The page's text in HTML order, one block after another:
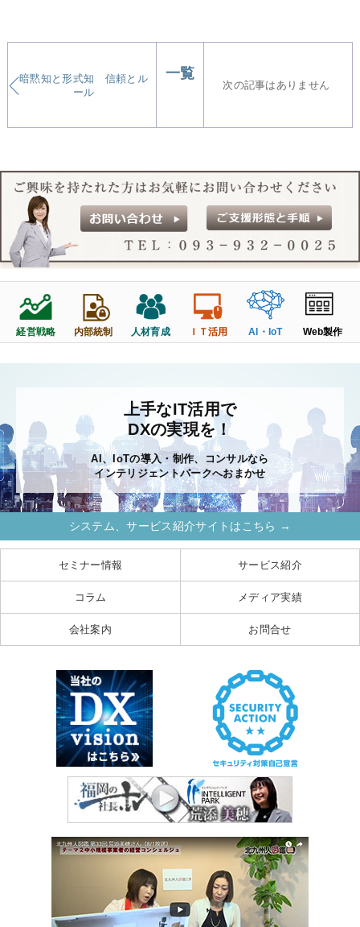
暗黙知と形式知 信頼とル
ール
一覧
次の記事はありません
経営戦略 内部統制 人材育成 ＩＴ活用 AI・IoT Web製作
上手なIT活用で
DXの実現を！
AI、IoTの導入・制作、コンサルなら
インテリジェントパークへおまかせ
システム、サービス紹介サイトはこちら →
セミナー情報 サービス紹介
コラム メディア実績
会社案内 お問合せ